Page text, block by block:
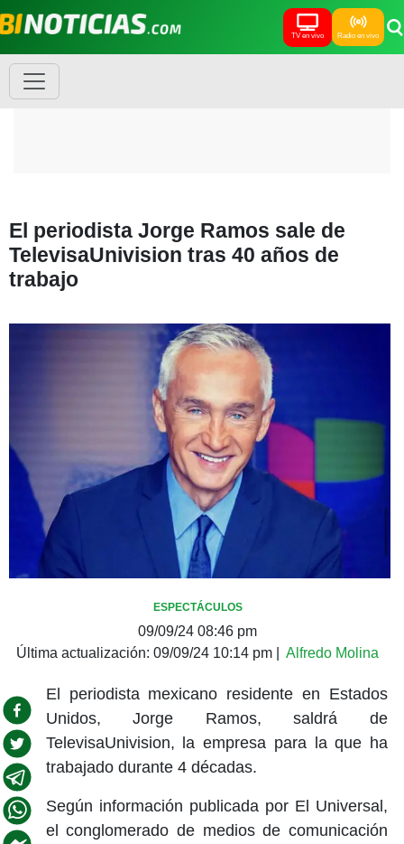
TV en vivo Radio en vivo
El periodista Jorge Ramos sale de
TelevisaUnivision tras 40 años de
trabajo
ESPECTÁCULOS
09/09/24 08:46 pm
Última actualización: 09/09/24 10:14 pm Alfredo Molina
El periodista mexicano residente en Estados
Unidos, Jorge Ramos, saldrá de
TelevisaUnivision, la empresa para la que ha
trabajado durante 4 décadas.
Según información publicada por El Universal,
el conglomerado de medios de comunicación